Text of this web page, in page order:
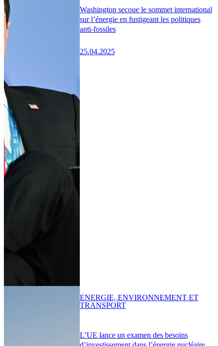
Washington secoue le sommet international
sur l’énergie en fustigeant les politiques
anti-fossiles
25.04.2025
L’UE lance un examen des besoins
ENERGIE, ENVIRONNEMENT ET
TRANSPORT